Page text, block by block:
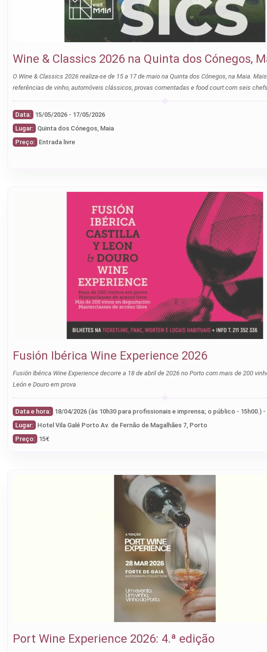
Wine & Classics 2026 na Quinta dos Cónegos,
O Wine & Classics 2026 realiza-se de 15 a 17 de maio na Quinta dos Cónegos, na Maia.
referências de vinho, automóveis clássicos, provas comentadas e food court com seis
Data:
15/05/2026 - 17/05/2026
Lugar:
Quinta dos Cónegos, Maia
Preço: Entrada livre
Fusión Ibérica Wine Experience 2026
Fusión Ibérica Wine Experience decorre a 18 de abril de 2026 no Porto com mais de 200
León e Douro em prova
Data e hora:
Lugar: Hotel Vila Galé Porto Av. de Fernão de Magalhães 7, Porto
Preço: 15€
Port Wine Experience 2026: 4.ª edição